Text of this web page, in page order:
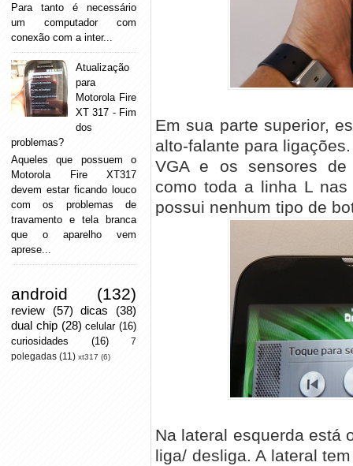
Em sua parte superior,
alto-falante para
VGA e os sensores de
como toda a linha L
possui nenhum tipo de
Na lateral esquerda está
liga/ desliga. A lateral
Para tanto é necessário
um computador com
conexão com a inter...
Atualização
para
Motorola Fire
XT 317 - Fim
dos
problemas?
Aqueles que possuem o
Motorola Fire XT317
devem estar ficando louco
com os problemas de
travamento e tela branca
que o aparelho vem
aprese...
android (132)
review (57) dicas
(38)
dual chip (28) celular (16)
curiosidades
(16)
7
polegadas (11) xt317 (6)